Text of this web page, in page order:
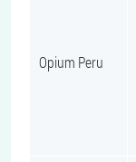
Opium Peru